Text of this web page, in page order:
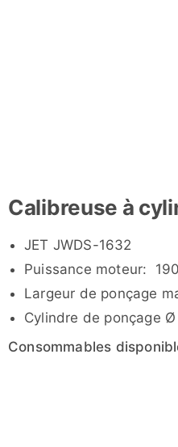
Calibreuse à
JET JWDS-1632
Puissance moteur:
Largeur de ponçage
Cylindre de ponçage Ø
Consommables